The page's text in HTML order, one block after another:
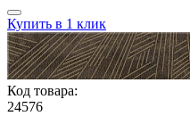
Купить в 1 клик
Код товара:
24576